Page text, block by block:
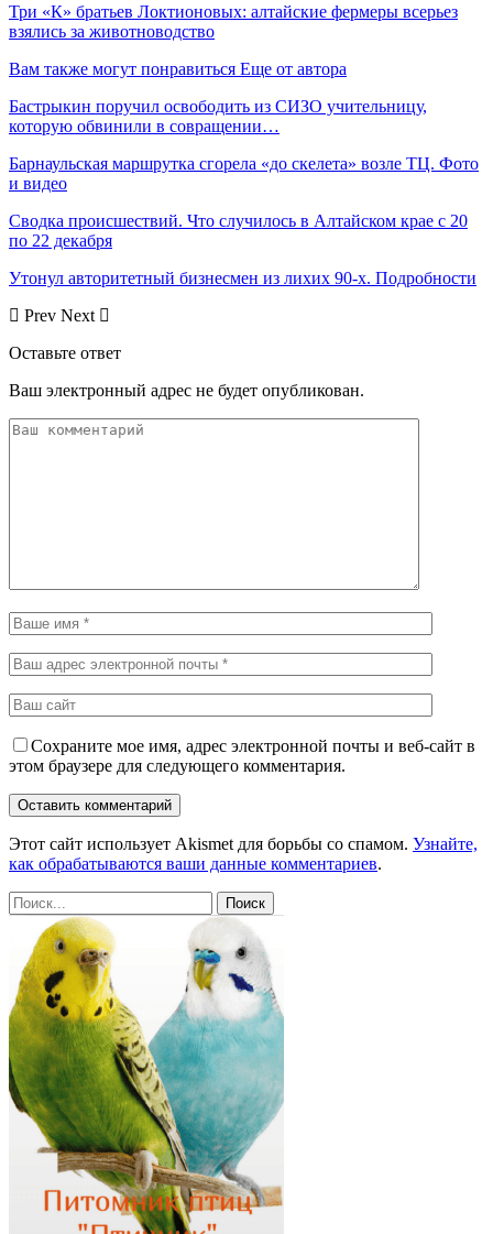
Три «К» братьев Локтионовых: алтайские фермеры всерьез
взялись за животноводство
Вам также могут понравиться Еще от автора
Бастрыкин поручил освободить из СИЗО учительницу,
которую обвинили в совращении…
Барнаульская маршрутка сгорела «до скелета» возле ТЦ. Фото
и видео
Сводка происшествий. Что случилось в Алтайском крае с 20
по 22 декабря
Утонул авторитетный бизнесмен из лихих 90-х. Подробности
Prev Next
Оставьте ответ
Ваш электронный адрес не будет опубликован.
Сохраните мое имя, адрес электронной почты и веб-сайт в
этом браузере для следующего комментария.
Этот сайт использует Akismet для борьбы со спамом. Узнайте,
как обрабатываются ваши данные комментариев.